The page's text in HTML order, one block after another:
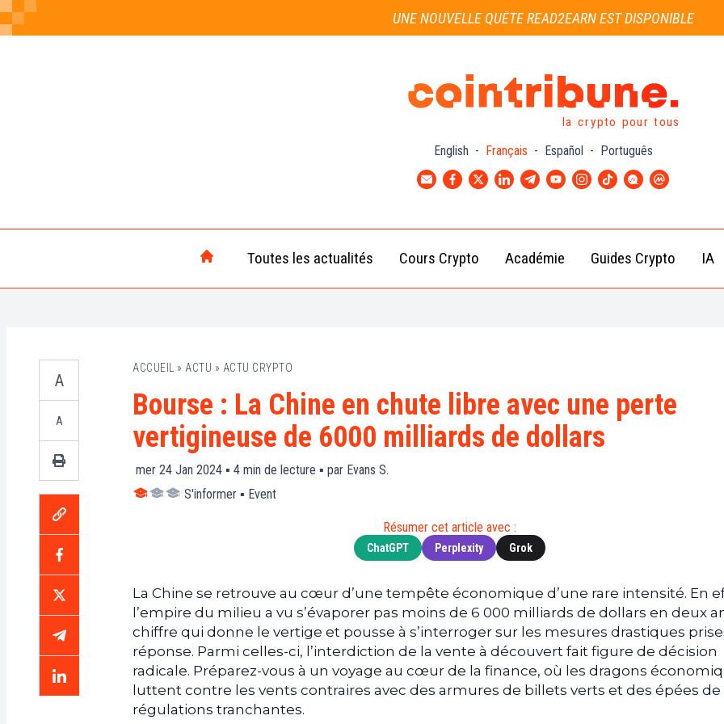
UNE NOUVELLE QUÊTE READ2EARN EST DISPONIBLE
la crypto pour tous
English - Français - Español - Português
Toutes les actualités
Crypto
Actu
Web3
Actu
Cours Crypto
(BTC)
XRP
(XRP)
Cardano
Académie
Débutant
Intermédiaire
Guides Crypto IA
A
A
ACCUEIL » ACTU » ACTU CRYPTO
Bourse : La Chine en chute libre avec une perte
vertigineuse de 6000 milliards de dollars
mer 24 Jan 2024 ▪ 4 min de lecture ▪ par Evans S.
S'informer ▪ Event
Résumer cet article avec :
ChatGPT Perplexity Grok
La Chine se retrouve au cœur d’une tempête économique d’une rare intensité. En
l’empire du milieu a vu s’évaporer pas moins de 6 000 milliards de dollars en deux
chiffre qui donne le vertige et pousse à s’interroger sur les mesures drastiques
réponse. Parmi celles-ci, l’interdiction de la vente à découvert fait figure de décision
radicale. Préparez-vous à un voyage au cœur de la finance, où les dragons
luttent contre les vents contraires avec des armures de billets verts et des épées de
régulations tranchantes.